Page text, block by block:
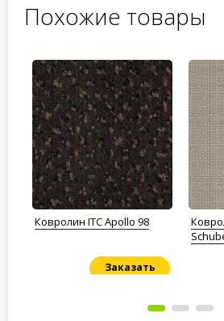
Похожие товары
Ковролин ITC Apollo 98
Заказать